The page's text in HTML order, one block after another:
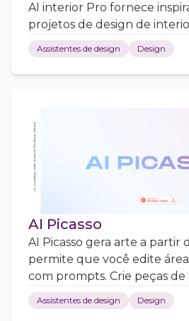
AI interior Pro fornece
projetos de design de
Assistentes de design Design
AI Picasso
AI Picasso gera arte a partir
permite que você edite
com prompts. Crie peças
Assistentes de design Design